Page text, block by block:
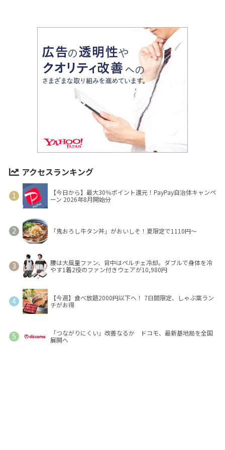
アクセスランキング
【今日から】最大30％ポイント還元！PayPay自治体キャンペ
ーン 2026年8月開始分
「鬼おろし牛タン丼」がおいしそ！夏限定で1110円～
腰は大風量ファン、背中はペルチェ冷却。ダブルで身体を冷
やす1着2役のファン付きウェアが10,980円
【今週】食べ放題2000円以下へ！ 7日間限定、しゃぶ葉ラン
チがお得
「つながりにくい」改善なるか ドコモ、最新基地局を全国
展開へ